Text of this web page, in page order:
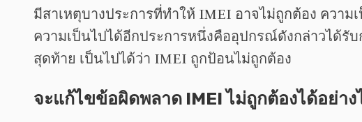
มีสาเหตุบางประการที่ทำให้ IMEI อาจไม่ถูกต้อง ควา
ความเป็นไปได้อีกประการหนึ่งคืออุปกรณ์ดังกล่าวได้
สุดท้าย เป็นไปได้ว่า IMEI ถูกป้อนไม่ถูกต้อง
จะแก้ไขข้อผิดพลาด IMEI ไม่ถูกต้องได้อย่าง